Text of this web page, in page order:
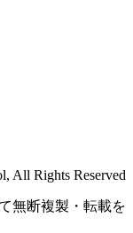
All Rights Reserved
無断複製・転載を